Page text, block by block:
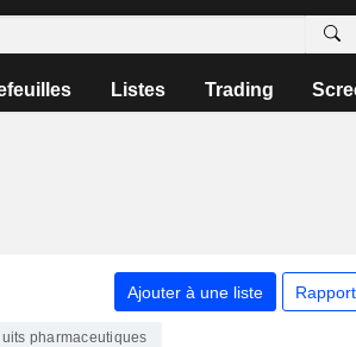
Listes Trading
Ajouter à une liste
pharmaceutiques